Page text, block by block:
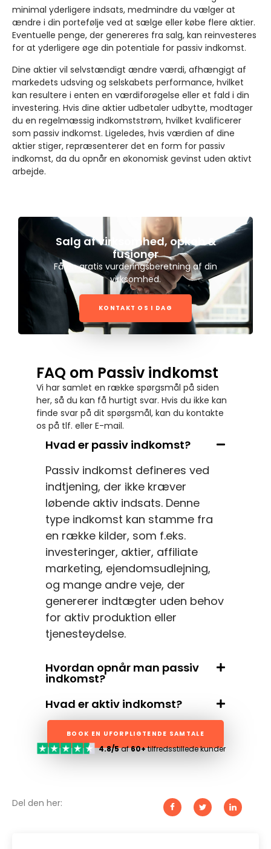
minimal yderligere indsats, medmindre du vælger at
ændre i din portefølje ved at sælge eller købe flere aktier.
Eventuelle penge, der genereres fra salg, kan reinvesteres
for at yderligere øge din potentiale for passiv indkomst.
Dine aktier vil selvstændigt ændre værdi, afhængigt af
markedets udsving og selskabets performance, hvilket
kan resultere i enten en værdiforøgelse eller et fald i din
investering. Hvis dine aktier udbetaler udbytte, modtager
du en regelmæssig indkomststrøm, hvilket kvalificerer
som passiv indkomst. Ligeledes, hvis værdien af dine
aktier stiger, repræsenterer det en form for passiv
indkomst, da du opnår en økonomisk gevinst uden aktivt
arbejde.
Salg af virksomhed, opkøb &
fusioner
Få en gratis vurderingsberetning af din
virksomhed.
KONTAKT OS I DAG
FAQ om Passiv indkomst
Vi har samlet en række spørgsmål på siden
her, så du kan få hurtigt svar. Hvis du ikke kan
finde svar på dit spørgsmål, kan du kontakte
os på tlf. eller E-mail.
Hvad er passiv indkomst?
Passiv indkomst defineres ved
indtjening, der ikke kræver
løbende aktiv indsats. Denne
type indkomst kan stamme fra
en række kilder, som f.eks.
investeringer, aktier, affiliate
marketing, ejendomsudlejning,
og mange andre veje, der
genererer indtægter uden behov
for aktiv produktion eller
tjenesteydelse.
Hvordan opnår man passiv
indkomst?
Hvad er aktiv indkomst?
BOOK EN UFORPLIGTENDE SAMTALE
4.8/5af60+tilfredsstillede kunder
Del den her: